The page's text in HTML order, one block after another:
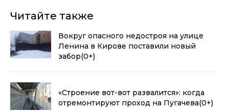
Читайте также
Вокруг опасного недостроя на улице
Ленина в Кирове поставили новый
забор(0+)
«Строение вот-вот развалится»: когда
отремонтируют проход на Пугачева(0+)